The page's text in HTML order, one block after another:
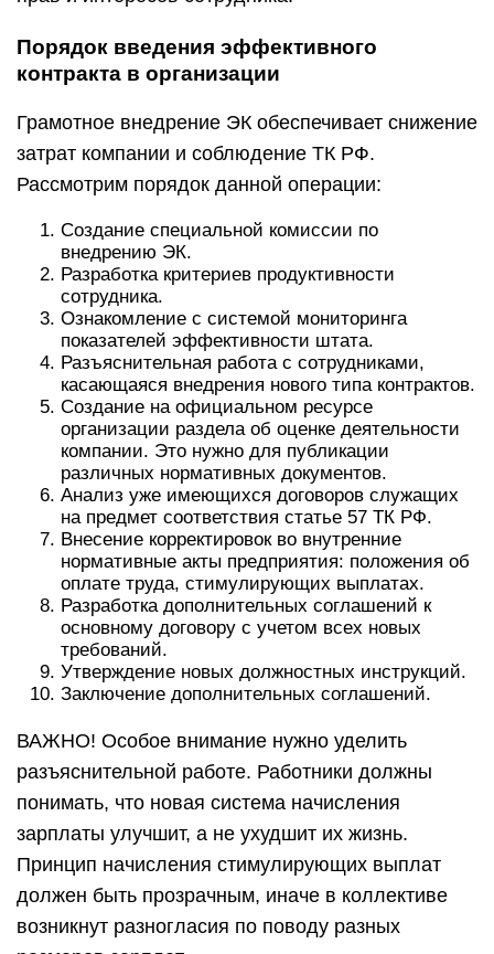
Порядок введения эффективного
контракта в организации
Грамотное внедрение ЭК обеспечивает снижение
затрат компании и соблюдение ТК РФ.
Рассмотрим порядок данной операции:
Создание специальной комиссии по
внедрению ЭК.
Разработка критериев продуктивности
сотрудника.
Ознакомление с системой мониторинга
показателей эффективности штата.
Разъяснительная работа с сотрудниками,
касающаяся внедрения нового типа контрактов.
Создание на официальном ресурсе
организации раздела об оценке деятельности
компании. Это нужно для публикации
различных нормативных документов.
Анализ уже имеющихся договоров служащих
на предмет соответствия статье 57 ТК РФ.
Внесение корректировок во внутренние
нормативные акты предприятия: положения об
оплате труда, стимулирующих выплатах.
Разработка дополнительных соглашений к
основному договору с учетом всех новых
требований.
Утверждение новых должностных инструкций.
Заключение дополнительных соглашений.
ВАЖНО! Особое внимание нужно уделить
разъяснительной работе. Работники должны
понимать, что новая система начисления
зарплаты улучшит, а не ухудшит их жизнь.
Принцип начисления стимулирующих выплат
должен быть прозрачным, иначе в коллективе
возникнут разногласия по поводу разных